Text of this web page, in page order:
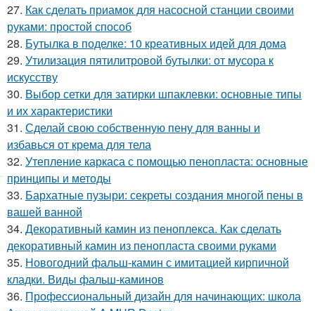
27. Как сделать приамок для насосной станции своими
руками: простой способ
28. Бутылка в поделке: 10 креативных идей для дома
29. Утилизация пятилитровой бутылки: от мусора к
искусству
30. Выбор сетки для затирки шпаклевки: основные типы
и их характеристики
31. Сделай свою собственную пену для ванны и
избавься от крема для тела
32. Утепление каркаса с помощью пенопласта: основные
принципы и методы
33. Бархатные пузыри: секреты создания многой пены в
вашей ванной
34. Декоративный камин из пеноплекса. Как сделать
декоративный камин из пенопласта своими руками
35. Новогодний фальш-камин с имитацией кирпичной
кладки. Виды фальш-каминов
36. Профессиональный дизайн для начинающих: школа